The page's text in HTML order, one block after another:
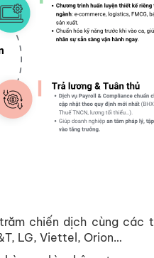
chiến dịch cùng các
LG, Viettel, Orion…